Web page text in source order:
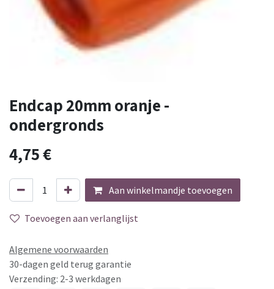
Endcap 20mm oranje -
ondergronds
4,75€
Aan winkelmandje toevoegen
Toevoegen aan verlanglijst
Algemene voorwaarden
30-dagen geld terug garantie
Verzending: 2-3 werkdagen